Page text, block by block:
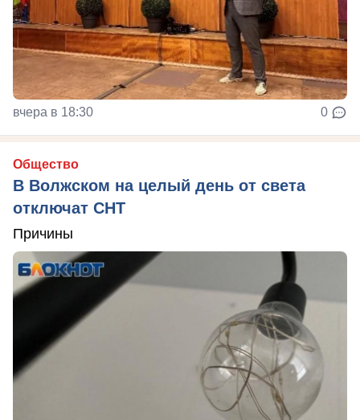
вчера в 18:30 0
Общество
В Волжском на целый день от света
отключат СНТ
Причины